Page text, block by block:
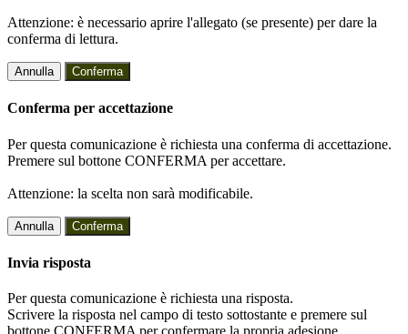
Attenzione: è necessario aprire l'allegato (se presente) per dare la
conferma di lettura.
Annulla Conferma
Conferma per accettazione
Per questa comunicazione è richiesta una conferma di accettazione.
Premere sul bottone CONFERMA per accettare.
Attenzione: la scelta non sarà modificabile.
Annulla Conferma
Invia risposta
Per questa comunicazione è richiesta una risposta.
Scrivere la risposta nel campo di testo sottostante e premere sul